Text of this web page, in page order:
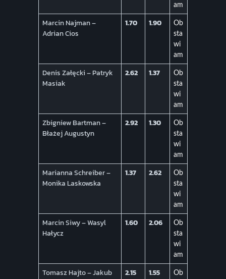
am
Marcin Najman –
Adrian Cios
1.70 1.90
Ob
sta
wi
am
Denis Załęcki – Patryk
Masiak
2.62 1.37
Ob
sta
wi
am
Zbigniew Bartman –
Błażej Augustyn
2.92 1.30
Ob
sta
wi
am
Marianna Schreiber –
Monika Laskowska
1.37 2.62
Ob
sta
wi
am
Marcin Siwy – Wasyl
Hałycz
1.60 2.06
Ob
sta
wi
am
Tomasz Hajto – Jakub
2.15 1.55 Ob